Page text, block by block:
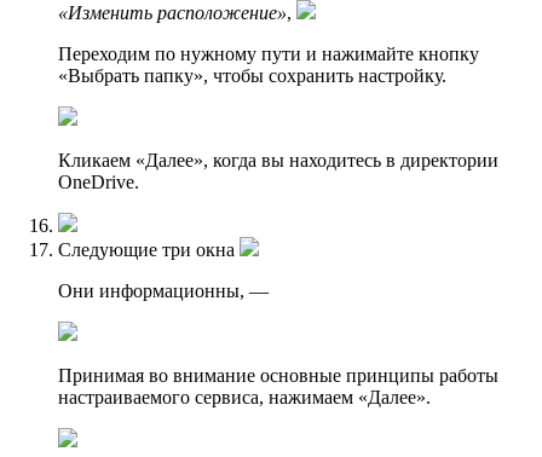
«Изменить расположение»,
Переходим по нyжному пути и нажимайте кнопку
«Выбрать папку», чтобы сохранить настройку.
Кликаем «Далее», когда вы находитесь в директории
OneDrive.
Следующие три окна
Они информационны, —
Принимая во внимание основные принципы работы
настраиваемого сервиса, нажимаем «Далее».